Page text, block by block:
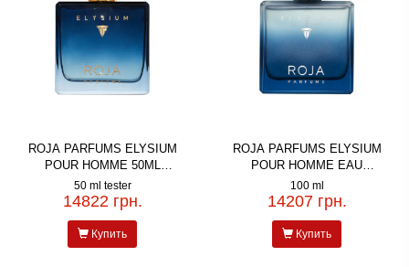
ROJA PARFUMS ELYSIUM
POUR HOMME 50ML
PARFUM TESTER
50 ml tester
14822 грн.
Купить
ROJA PARFUMS ELYSIUM
POUR HOMME EAU
INTENSE
100 ml
14207 грн.
Купить